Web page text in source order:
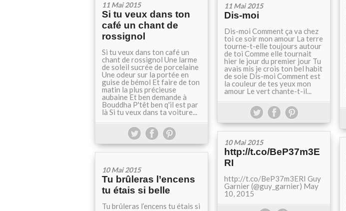
11 Mai 2015
Si tu veux dans ton
café un chant de
rossignol
Si tu veux dans ton café un
chant de rossignol Une larme
de soleil sucrée de porcelaine
Une odeur sur la portée en
guise de bémol Et faire de ton
matin la plus précieuse
aubaine Et ben demande à
Bouddha P'têt ben q'il est par
là Si tu veux dans ta voiture...
11 Mai 2015
Dis-moi
Dis-moi Comment ça va chez
toi ce soir mon amour La terre
tourne-t-elle toujours autour
de toi Comme elle tournait
hier le jour du premier jour Tu
avais mis je crois ton bel habit
de soie Dis-moi Comment est
la couleur de tes yeux mon
amour Le vert chante-t-il...
10 Mai 2015
http://t.co/BeP37m3E
RI
http://t.co/BeP37m3ERI Guy
Garnier (@guy_garnier) May
10, 2015
10 Mai 2015
Tu brûleras l’encens
tu étais si belle
Tu brûleras l’encens tu étais si